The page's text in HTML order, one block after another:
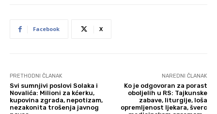
Facebook X
PRETHODNI ČLANAK
Svi sumnjivi poslovi Solaka i
Novalića: Milioni za kćerku,
kupovina zgrada, nepotizam,
nezakonita trošenja javnog
NAREDNI ČLANAK
Ko je odgovoran za porast
oboljelih u RS: Tajkunske
zabave, liturgije, loša
opremljenost ljekara, šverc